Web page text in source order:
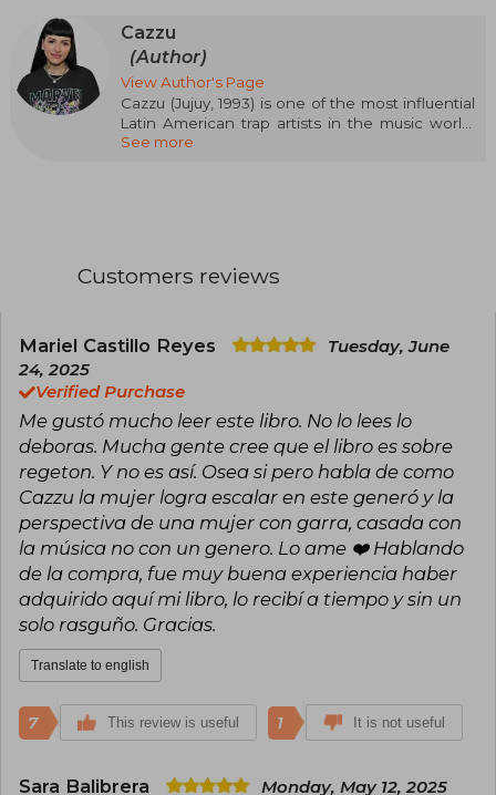
Cazzu
(Author)
View Author's Page
Cazzu (Jujuy, 1993) is one of the most influential
Latin American trap artists in the music world.
She is a singer, songwriter, and producer.
her first book.
See more
Customers reviews
Mariel Castillo Reyes
Tuesday, June
24, 2025
Verified Purchase
Me gustó mucho leer este libro. No lo lees lo
deboras. Mucha gente cree que el libro es sobre
regeton. Y no es así. Osea si pero habla de como
Cazzu la mujer logra escalar en este generó y la
perspectiva de una mujer con garra, casada con
la música no con un genero. Lo ame ❤️ Hablando
de la compra, fue muy buena experiencia haber
adquirido aquí mi libro, lo recibí a tiempo y sin un
solo rasguño. Gracias.
Translate to english
7 This review is useful 1 It is not useful
Sara Balibrera Monday, May 12, 2025